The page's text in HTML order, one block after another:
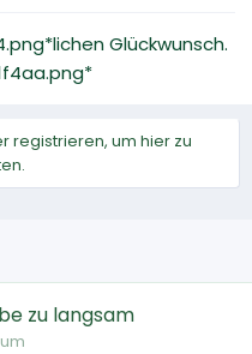
Glückwunsch.
registrieren, um hier zu
zu langsam